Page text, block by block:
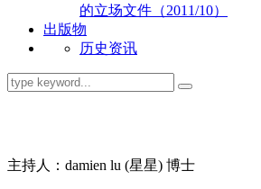
的立场文件（2011/10）
出版物
历史资讯
主持人：damien lu (星星) 博士